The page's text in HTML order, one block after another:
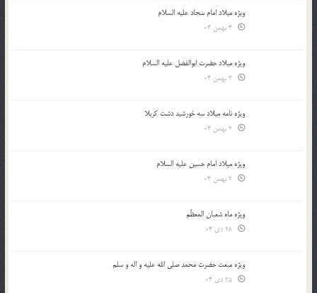
ویژه میلاد امام سجاد علیه السلام
ویژه میلاد حضرت ابوالفضل علیه السلام
ویژه نامه میلاد سه خورشید دشت کربلا
ویژه میلاد امام حسین علیه السلام
ویژه ماه شعبان المعظّم
ویژه مبعث حضرت محمد صلی الله علیه و اله و سلم